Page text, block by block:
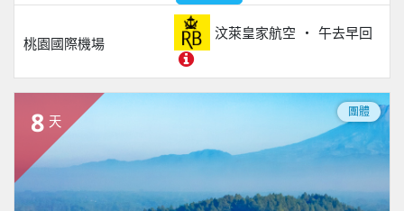
桃園國際機場
汶萊皇家航空 午去早回
8 天
團體